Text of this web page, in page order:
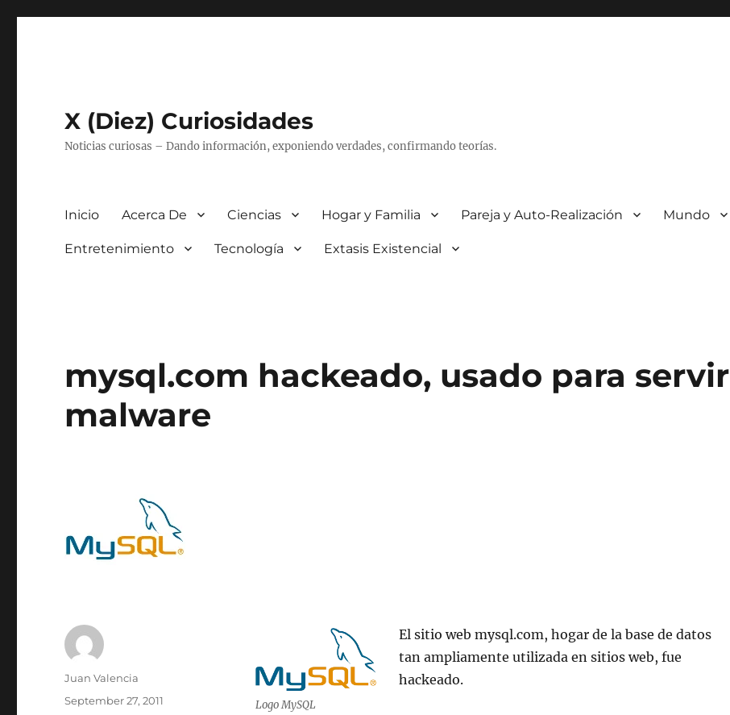
X (Diez) Curiosidades
Noticias curiosas – Dando información, exponiendo verdades, confirmando teorías.
Inicio Acerca De Ciencias Hogar y Familia Pareja y Auto-Realización Mundo
Entretenimiento Tecnología Extasis Existencial
mysql.com hackeado, usado para servir
malware
Logo MySQL
El sitio web mysql.com, hogar de la base de datos
tan ampliamente utilizada en sitios web, fue
hackeado.
Author
Juan Valencia
Posted
September 27, 2011